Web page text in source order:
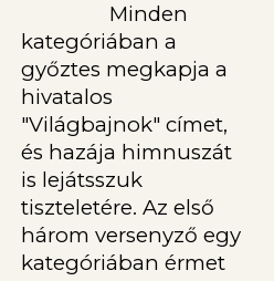
Minden
kategóriában a
győztes megkapja a
hivatalos
"Világbajnok" címet,
és hazája himnuszát
is lejátsszuk
tiszteletére. Az első
három versenyző egy
kategóriában érmet